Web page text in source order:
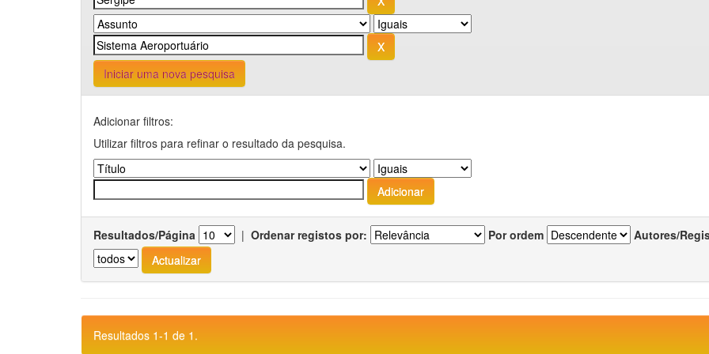
Iniciar uma nova pesquisa
Adicionar filtros:
Utilizar filtros para refinar o resultado da pesquisa.
Resultados/Página | Ordenar registos por: Por ordem Autores/
Resultados 1-1 de 1.